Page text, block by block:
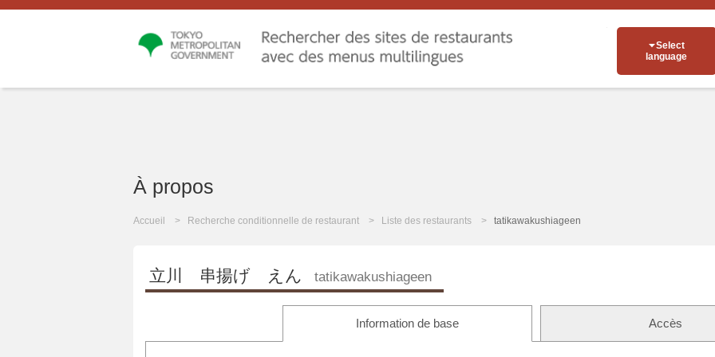
Select
language
À propos
Accueil Recherche conditionnelle de restaurant Liste des restaurants tatikawakushiageen
立川 串揚げ えん tatikawakushiageen
Information de base Accès